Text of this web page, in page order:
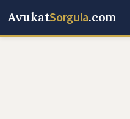
AvukatSorgula.com